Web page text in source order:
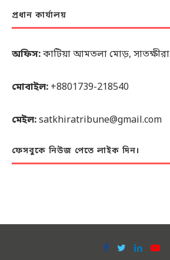
প্রধান কার্যালয়
অফিস:কাটিয়া আমতলা মোড়, সাতক্ষীরা
মোবাইল: +8801739-218540
মেইল:satkhiratribune@gmail.com
ফেসবুকে নিউজ পেতে লাইক দিন।